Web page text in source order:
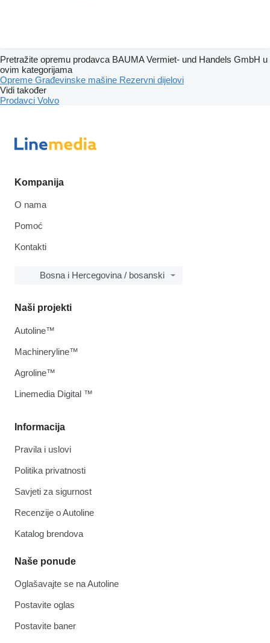
Pretražite opremu prodavca BAUMA Vermiet- und Handels GmbH u
ovim kategorijama
Opreme Građevinske mašine Rezervni dijelovi
Vidi također
Prodavci Volvo
Kompanija
O nama
Pomoć
Kontakti
Bosna i Hercegovina / bosanski
Informacija
Pravila i uslovi
Politika privatnosti
Savjeti za sigurnost
Recenzije o Autoline
Katalog brendova
Naše ponude
Oglašavajte se na Autoline
Postavite oglas
Postavite baner
Naši projekti
Autoline™
Machineryline™
Agroline™
Linemedia Digital ™